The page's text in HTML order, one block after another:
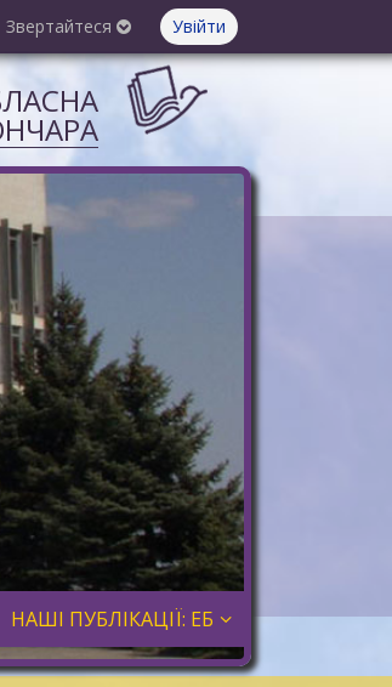
Звертайтеся Увійти
НАШІ ПУБЛІКАЦІЇ: ЕБ